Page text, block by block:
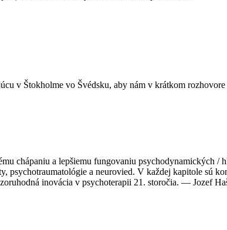
v Štokholme vo Švédsku, aby nám v krátkom
chápaniu a lepšiemu fungovaniu psychodynamických /
a neurovied. V každej kapitole sú
inovácia v psychoterapii 21. storočia. — Jozef